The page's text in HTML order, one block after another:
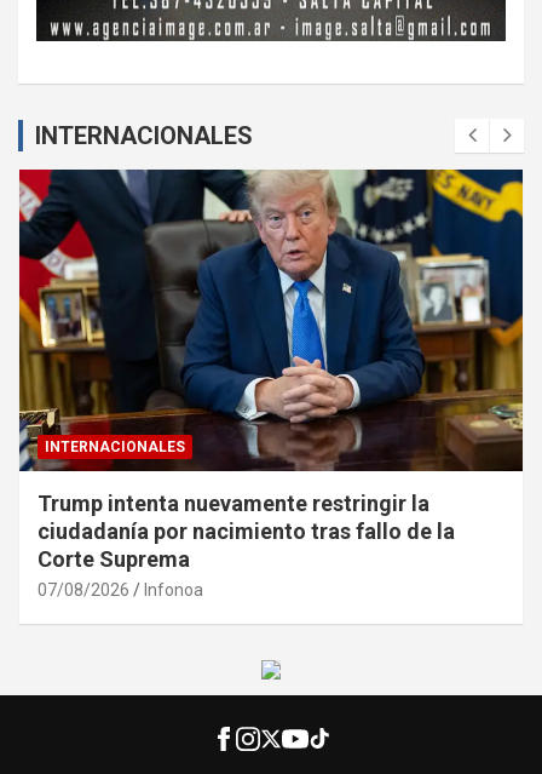
INTERNACIONALES
INTERNACIONALES
Trump intenta nuevamente restringir la
ciudadanía por nacimiento tras fallo de la
Corte Suprema
07/08/2026 Infonoa